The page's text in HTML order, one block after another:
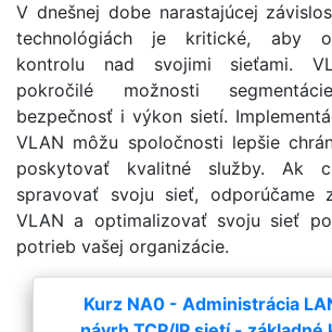
V dnešnej dobe narastajúcej
technológiách je kritické, aby
kontrolu nad svojimi sieťami.
pokročilé možnosti
bezpečnosť i výkon sietí.
VLAN môžu spoločnosti lepšie
poskytovať kvalitné služby. Ak
spravovať svoju sieť, odporúčame
VLAN a optimalizovať svoju sieť
potrieb vašej organizácie.
Kurz NA0 - Administrácia